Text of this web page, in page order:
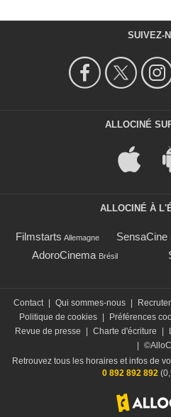
SUIVEZ-
ALLOCINÉ
ALLOCINÉ À
Filmstarts Allemagne SensaCine
AdoroCinema Brésil
Contact Qui sommes-nous
Politique de cookies
Préférences
Revue de presse
Charte d'écriture
Retrouvez tous les horaires et infos de
0 892 892 892